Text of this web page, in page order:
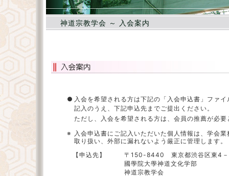
神道宗教学会 ～ 入会案内
● 入会を希望される方は下記の「入会申込書」ファ
記入のうえ、下記申込先までご提出ください。
ただし、入会を希望される方は、会員の推薦が必要
※ 入会申込書にご記入いただいた個人情報は、学会
取り扱い、外部に漏れないよう厳正に管理します。
【申込先】
〒150-8440 東京都渋谷区東4
國學院大學神道文化学部
神道宗教学会